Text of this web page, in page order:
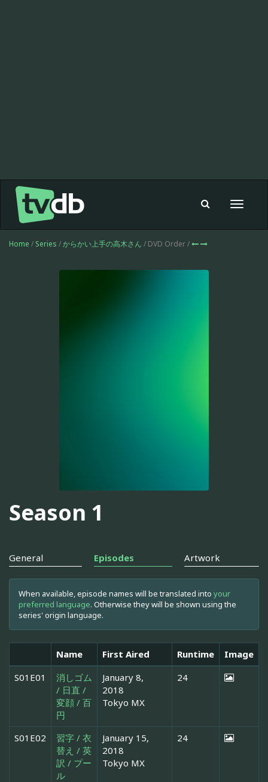
Toggle
Home / Series /からかい上手の高木さん / DVD Order /
Season 1
General Episodes Artwork
When available, episode names will be translated into your
preferred language. Otherwise they will be shown using the
series' origin language.
Name First Aired Runtime
Image
S01E01
消しゴム
/ 日直 /
変顔 / 百
円
January 8,
2018
Tokyo MX
24
S01E02
習字 / 衣
替え / 英
訳 / プー
ル
January 15,
2018
Tokyo MX
24